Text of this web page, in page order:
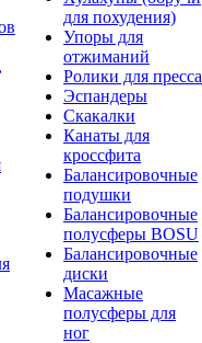
для похудения)
Упоры для
отжиманий
Ролики для пресса
Эспандеры
Скакалки
Канаты для
кроссфита
Балансировочные
подушки
Балансировочные
полусферы BOSU
Балансировочные
диски
Масажные
полусферы для
ног